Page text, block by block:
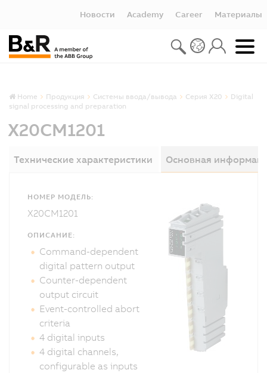
Новости Academy Career Материалы
Home Продукция Системы ввода/вывода Серия X20
Digital
signal processing and preparation
X20CM1201
Технические характеристики Основная
НОМЕР МОДЕЛЬ:
X20CM1201
ОПИСАНИЕ:
Command-dependent
digital pattern output
Counter-dependent
output circuit
Event-controlled abort
criteria
4 digital inputs
4 digital channels,
configurable as inputs